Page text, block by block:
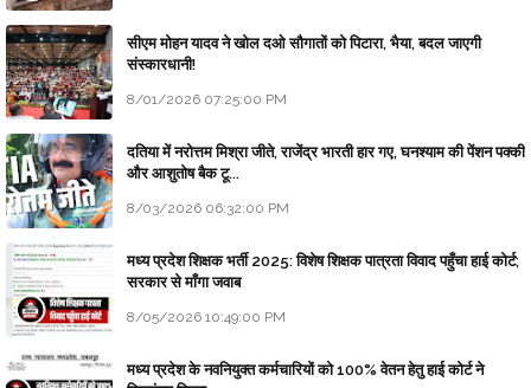
सीएम मोहन यादव ने खोल दओ सौगातों को पिटारा, भैया, बदल जाएगी
संस्कारधानी!
8/01/2026 07:25:00 PM
दतिया में नरोत्तम मिश्रा जीते, राजेंद्र भारती हार गए, घनश्याम की पेंशन पक्की
और आशुतोष बैक टू...
8/03/2026 06:32:00 PM
मध्य प्रदेश शिक्षक भर्ती 2025: विशेष शिक्षक पात्रता विवाद पहुँचा हाई कोर्ट;
सरकार से माँगा जवाब
8/05/2026 10:49:00 PM
मध्य प्रदेश के नवनियुक्त कर्मचारियों को 100% वेतन हेतु हाई कोर्ट ने